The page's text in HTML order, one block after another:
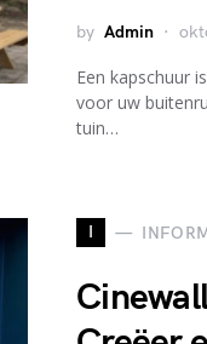
by Admin
Een kapschuur
voor uw
tuin…
I